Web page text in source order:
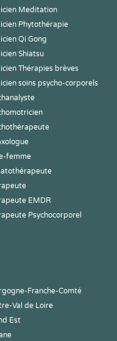
Meditation
Phytothérapie
Qi Gong
Shiatsu
Thérapies brèves
soins psycho-corporels
femme
EMDR
Psychocorporel
Franche-Comté
Val de Loire
Est